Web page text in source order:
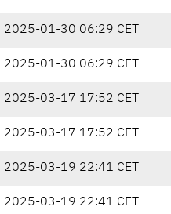
2025-01-30 06:29 CET
2025-01-30 06:29 CET
2025-03-17 17:52 CET
2025-03-17 17:52 CET
2025-03-19 22:41 CET
2025-03-19 22:41 CET